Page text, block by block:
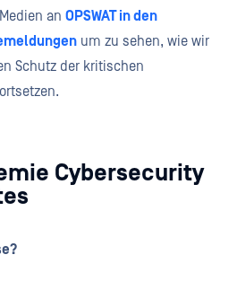
an OPSWAT in den
um zu sehen, wie wir
Schutz der kritischen
Cybersecurity